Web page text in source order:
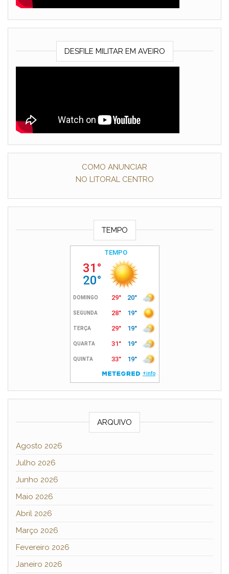
DESFILE MILITAR EM AVEIRO
COMO ANUNCIAR
NO LITORAL CENTRO
TEMPO
ARQUIVO
Agosto 2026
Julho 2026
Junho 2026
Maio 2026
Abril 2026
Março 2026
Fevereiro 2026
Janeiro 2026